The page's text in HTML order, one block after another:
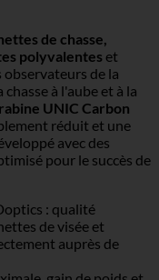
de chasse,
polyvalentes et
de la
à l'aube et à la
UNIC Carbon
réduit et une
avec des
pour le succès de
: qualité
de visée et
auprès de